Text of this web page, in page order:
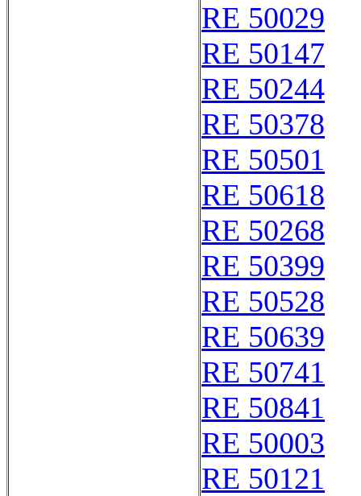
RE 50029
RE 50147
RE 50244
RE 50378
RE 50501
RE 50618
RE 50268
RE 50399
RE 50528
RE 50639
RE 50741
RE 50841
RE 50003
RE 50121